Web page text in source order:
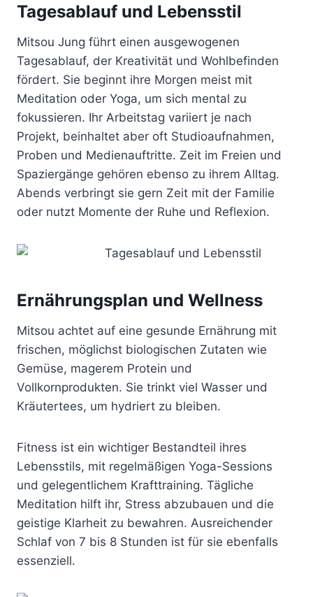
Tagesablauf und Lebensstil
Mitsou Jung führt einen ausgewogenen
Tagesablauf, der Kreativität und Wohlbefinden
fördert. Sie beginnt ihre Morgen meist mit
Meditation oder Yoga, um sich mental zu
fokussieren. Ihr Arbeitstag variiert je nach
Projekt, beinhaltet aber oft Studioaufnahmen,
Proben und Medienauftritte. Zeit im Freien und
Spaziergänge gehören ebenso zu ihrem Alltag.
Abends verbringt sie gern Zeit mit der Familie
oder nutzt Momente der Ruhe und Reflexion.
Ernährungsplan und Wellness
Mitsou achtet auf eine gesunde Ernährung mit
frischen, möglichst biologischen Zutaten wie
Gemüse, magerem Protein und
Vollkornprodukten. Sie trinkt viel Wasser und
Kräutertees, um hydriert zu bleiben.
Fitness ist ein wichtiger Bestandteil ihres
Lebensstils, mit regelmäßigen Yoga-Sessions
und gelegentlichem Krafttraining. Tägliche
Meditation hilft ihr, Stress abzubauen und die
geistige Klarheit zu bewahren. Ausreichender
Schlaf von 7 bis 8 Stunden ist für sie ebenfalls
essenziell.